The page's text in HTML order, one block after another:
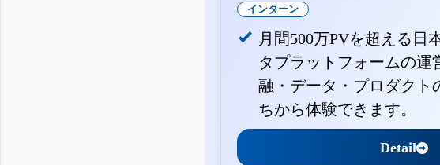
インターン
月間500万PVを超える日
タプラットフォームの運
融・データ・プロダクト
ちから体験できます。
Detail